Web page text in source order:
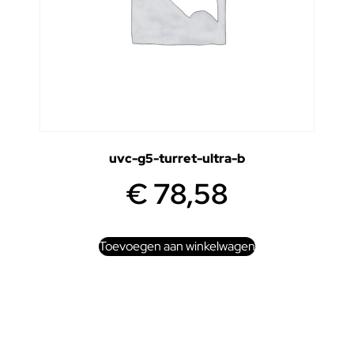
uvc-g5-turret-ultra-b
€78,58
Toevoegen aan winkelwagen